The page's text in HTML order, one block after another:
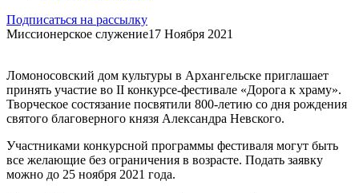
Подписаться на рассылку
Миссионерское служение17 Ноября 2021
Ломоносовский дом культуры в Архангельске приглашает
принять участие во II конкурсе-фестивале «Дорога к храму».
Творческое состязание посвятили 800-летию со дня рождения
святого благоверного князя Александра Невского.
Участниками конкурсной программы фестиваля могут быть
все желающие без ограничения в возрасте. Подать заявку
можно до 25 ноября 2021 года.